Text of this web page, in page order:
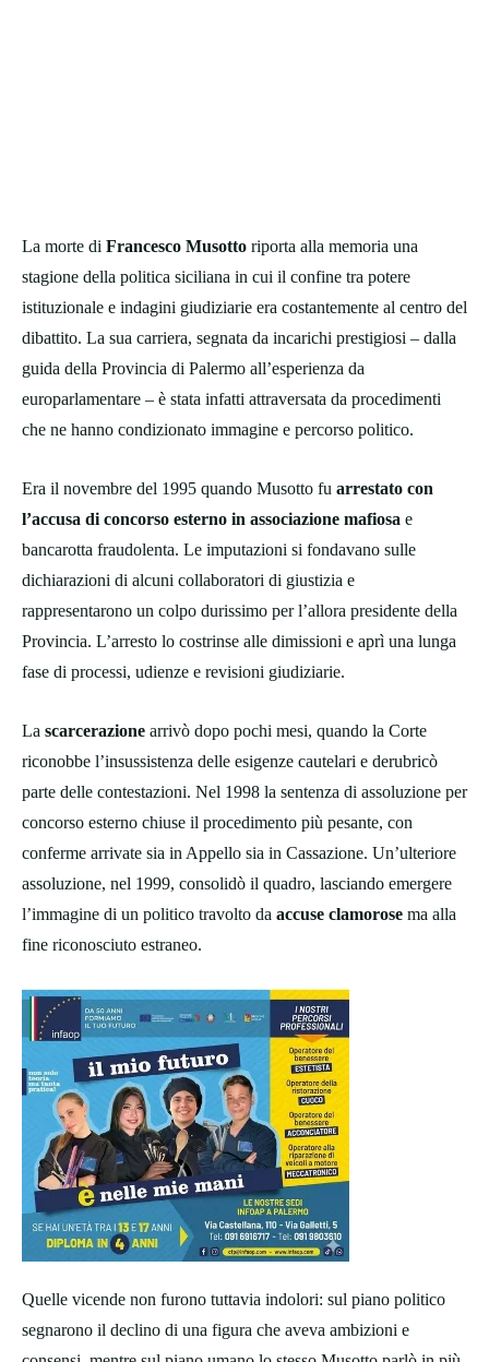
La morte di Francesco Musotto riporta alla memoria una
stagione della politica siciliana in cui il confine tra potere
istituzionale e indagini giudiziarie era costantemente al centro del
dibattito. La sua carriera, segnata da incarichi prestigiosi – dalla
guida della Provincia di Palermo all’esperienza da
europarlamentare – è stata infatti attraversata da procedimenti
che ne hanno condizionato immagine e percorso politico.
Era il novembre del 1995 quando Musotto fu arrestato con
l’accusa di concorso esterno in associazione mafiosa e
bancarotta fraudolenta. Le imputazioni si fondavano sulle
dichiarazioni di alcuni collaboratori di giustizia e
rappresentarono un colpo durissimo per l’allora presidente della
Provincia. L’arresto lo costrinse alle dimissioni e aprì una lunga
fase di processi, udienze e revisioni giudiziarie.
La scarcerazione arrivò dopo pochi mesi, quando la Corte
riconobbe l’insussistenza delle esigenze cautelari e derubricò
parte delle contestazioni. Nel 1998 la sentenza di assoluzione per
concorso esterno chiuse il procedimento più pesante, con
conferme arrivate sia in Appello sia in Cassazione. Un’ulteriore
assoluzione, nel 1999, consolidò il quadro, lasciando emergere
l’immagine di un politico travolto da accuse clamorose ma alla
fine riconosciuto estraneo.
Quelle vicende non furono tuttavia indolori: sul piano politico
segnarono il declino di una figura che aveva ambizioni e